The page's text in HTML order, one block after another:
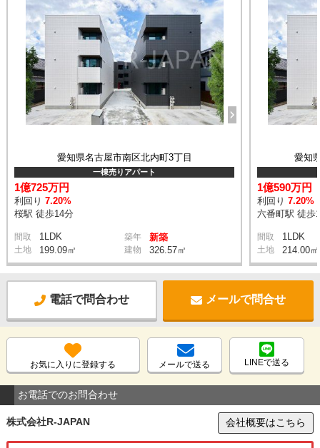
愛知県名古屋市南区北内町3丁目
一棟売りアパート
1億725万円
利回り7.20%
桜駅 徒歩14分
間取 1LDK 築年 新築
土地 199.09㎡ 建物 326.57㎡
愛知
1億590万円
利回り 7.20%
六番町駅 徒歩
間取 1LDK
土地 214.00㎡
電話で問合わせ メールで問合せ
お気に入りに登録する メールで送る LINEで送る
お電話でのお問合わせ
株式会社R-JAPAN 会社概要はこちら